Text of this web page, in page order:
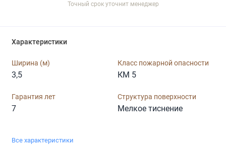
Точный срок уточнит менеджер
Характеристики
Ширина (м)
3,5
Класс пожарной опасности
КМ 5
Гарантия лет
7
Структура поверхности
Мелкое тиснение
Все характеристики